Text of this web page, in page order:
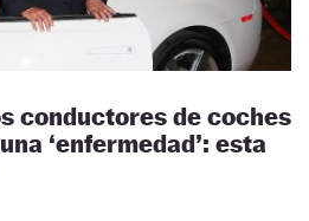
conductores de coches
‘enfermedad’: esta